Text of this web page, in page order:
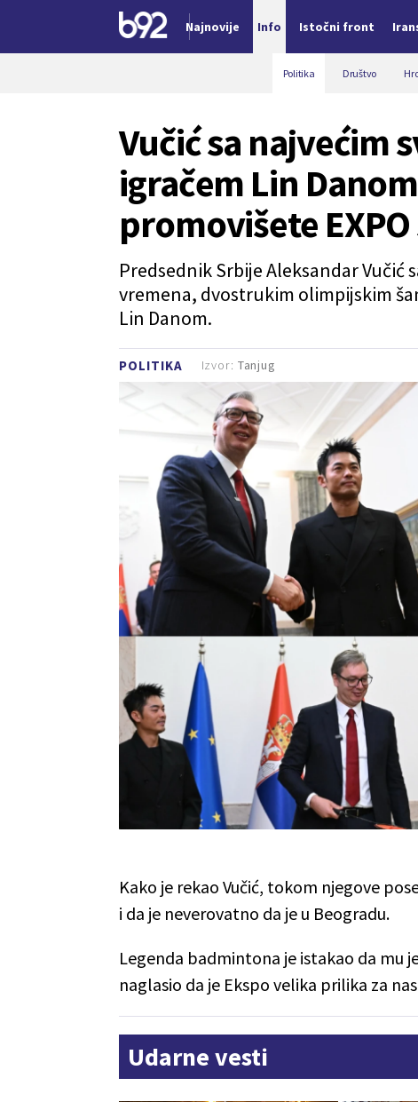
Najnovije Info Istočni front
Politika Društvo
POLITIKA
Vučić sa najvećim
igračem Lin
promovišete EXPO
Predsednik Srbije Aleksandar Vučić
vremena, dvostrukim olimpijskim
Lin Danom.
Izvor: Tanjug
Kako je rekao Vučić, tokom njegove
i da je neverovatno da je u Beogradu.
Legenda badmintona je istakao da mu
naglasio da je Ekspo velika prilika za
Udarne vesti